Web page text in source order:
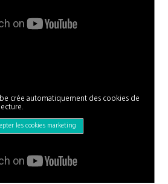
crée automatiquement des cookies de
les cookies marketing